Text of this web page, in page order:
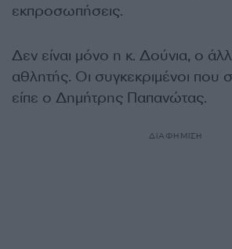
εκπροσωπήσεις.
Δεν είναι μόνο η κ. Δούνια, ο
αθλητής. Οι συγκεκριμένοι που
είπε ο Δημήτρης Παπανώτας.
ΔΙΑΦΗΜΙΣΗ